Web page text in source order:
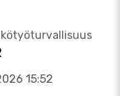
15:52